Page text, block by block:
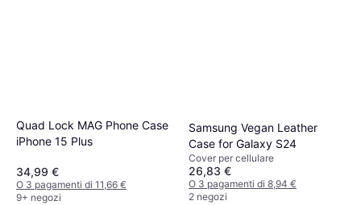
Quad Lock MAG Phone Case
iPhone 15 Plus
34,99 €
O 3 pagamenti di 11,66 €
9+ negozi
Samsung Vegan Leather
Case for Galaxy S24
Cover per cellulare
26,83 €
O 3 pagamenti di 8,94 €
2 negozi